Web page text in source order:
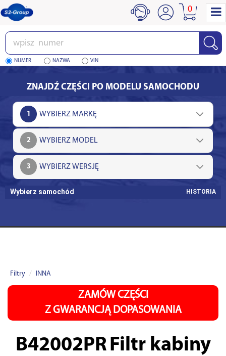
Wpisz
numer
NUMER NAZWA VIN
0
ZNAJDŹ CZĘŚCI PO MODELU SAMOCHODU
1
2
3
Wybierz samochód HISTORIA
Filtry INNA
ZAMÓW CZĘŚCI
Z GWARANCJĄ DOPASOWANIA
B42002PR Filtr kabiny